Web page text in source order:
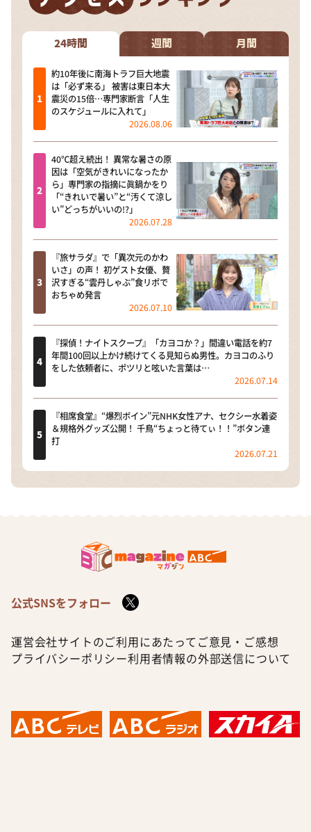
24時間 週間 月間
約10年後に南海トラフ巨大地震
は「必ず来る」 被害は東日本大
震災の15倍…専門家断言「人生
のスケジュールに入れて」
2026.08.06
40℃超え続出！ 異常な暑さの原
因は「空気がきれいになったか
ら」専門家の指摘に眞鍋かをり
「“きれいで暑い”と“汚くて涼し
い”どっちがいいの!?」
2026.07.28
『旅サラダ』で「異次元のかわ
いさ」の声！ 初ゲスト女優、贅
沢すぎる“雲丹しゃぶ”食リポで
おちゃめ発言
2026.07.10
『探偵！ナイトスクープ』「カヨコか？」間違い電話を約7
年間100回以上かけ続けてくる見知らぬ男性。カヨコのふり
をした依頼者に、ポツリと呟いた言葉は…
2026.07.14
『相席食堂』“爆烈ボイン”元NHK女性アナ、セクシー水着姿
＆規格外グッズ公開！ 千鳥“ちょっと待てぃ！！”ボタン連
打
2026.07.21
公式SNSをフォロー
運営会社サイトのご利用にあたって ご意見・ご感想
プライバシーポリシー利用者情報の外部送信について